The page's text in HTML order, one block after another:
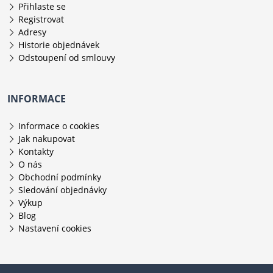
Přihlaste se
Registrovat
Adresy
Historie objednávek
Odstoupení od smlouvy
INFORMACE
Informace o cookies
Jak nakupovat
Kontakty
O nás
Obchodní podmínky
Sledování objednávky
Výkup
Blog
Nastavení cookies